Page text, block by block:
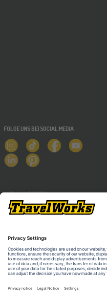
FOLGE UNS BEI SOCIAL MEDIA
NEWSLETTER